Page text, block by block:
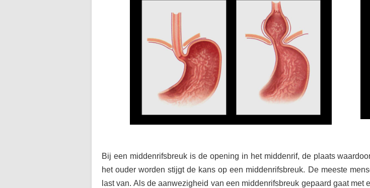
Bij een middenrifsbreuk is de opening in het middenrif, de plaats
het ouder worden stijgt de kans op een middenrifsbreuk. De meeste
last van. Als de aanwezigheid van een middenrifsbreuk gepaard gaat